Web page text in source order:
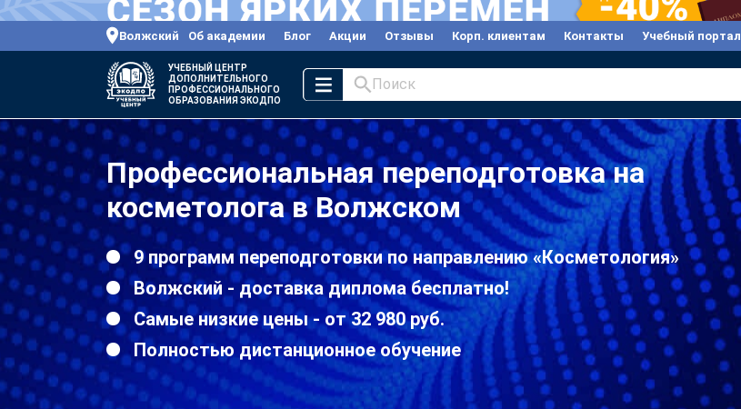
Волжский Об академии Блог Акции Отзывы Корп. клиентам Контакты Учебный портал
УЧЕБНЫЙ ЦЕНТР
ДОПОЛНИТЕЛЬНОГО
ПРОФЕССИОНАЛЬНОГО
ОБРАЗОВАНИЯ ЭКОДПО
Поиск
Профессиональная переподготовка на
косметолога в Волжском
9 программ переподготовки по направлению «Косметология»
Волжский - доставка диплома бесплатно!
Самые низкие цены - от 32 980 руб.
Полностью дистанционное обучение